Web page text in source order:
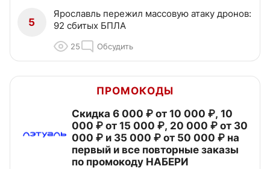
5
Ярославль пережил массовую атаку дронов:
92 сбитых БПЛА
25 Обсудить
ПРОМОКОДЫ
Скидка 6 000 ₽ от 10 000 ₽, 10
000 ₽ от 15 000 ₽, 20 000 ₽ от 30
000 ₽ и 35 000 ₽ от 50 000 ₽ на
первый и все повторные заказы
по промокоду НАБЕРИ